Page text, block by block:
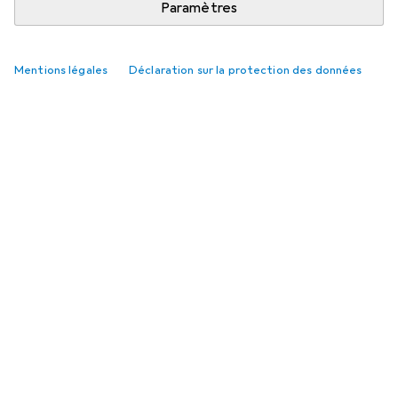
Paramètres
Mentions légales Déclaration sur la protection des données